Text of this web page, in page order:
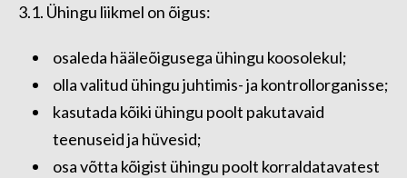
3.1. Ühingu liikmel on õigus:
osaleda hääleõigusega ühingu koosolekul;
olla valitud ühingu juhtimis- ja kontrollorganisse;
kasutada kõiki ühingu poolt pakutavaid
teenuseid ja hüvesid;
osa võtta kõigist ühingu poolt korraldatavatest